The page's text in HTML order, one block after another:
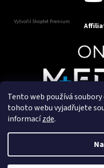
Tento web používá
tohoto webu vyjadřujete
informacízde.
Vytvořil Shoptet Premium
Copyright 2025
Vytvořil a